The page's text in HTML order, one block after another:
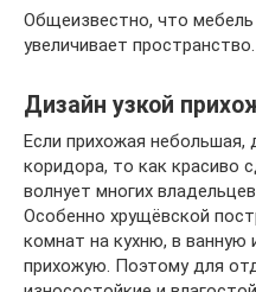
Общеизвестно, что мебель
увеличивает пространство.
Дизайн узкой
Если прихожая небольшая,
коридора, то как красиво
волнует многих
Особенно хрущёвской
комнат на кухню, в ванную
прихожую. Поэтому для